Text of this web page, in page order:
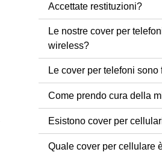
Accettate restituzioni?
Le nostre cover per
wireless?
Le cover per telefoni
Come prendo cura della
Esistono cover per
Quale cover per cellulare